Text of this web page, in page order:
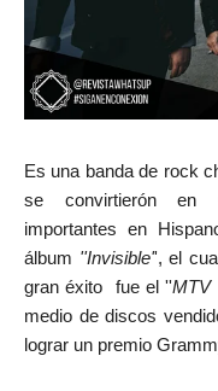
Es una banda de rock
se convirtierón en
importantes en
álbum ''Invisible'', el
gran éxito fue el ''MTV
medio de discos
lograr un premio